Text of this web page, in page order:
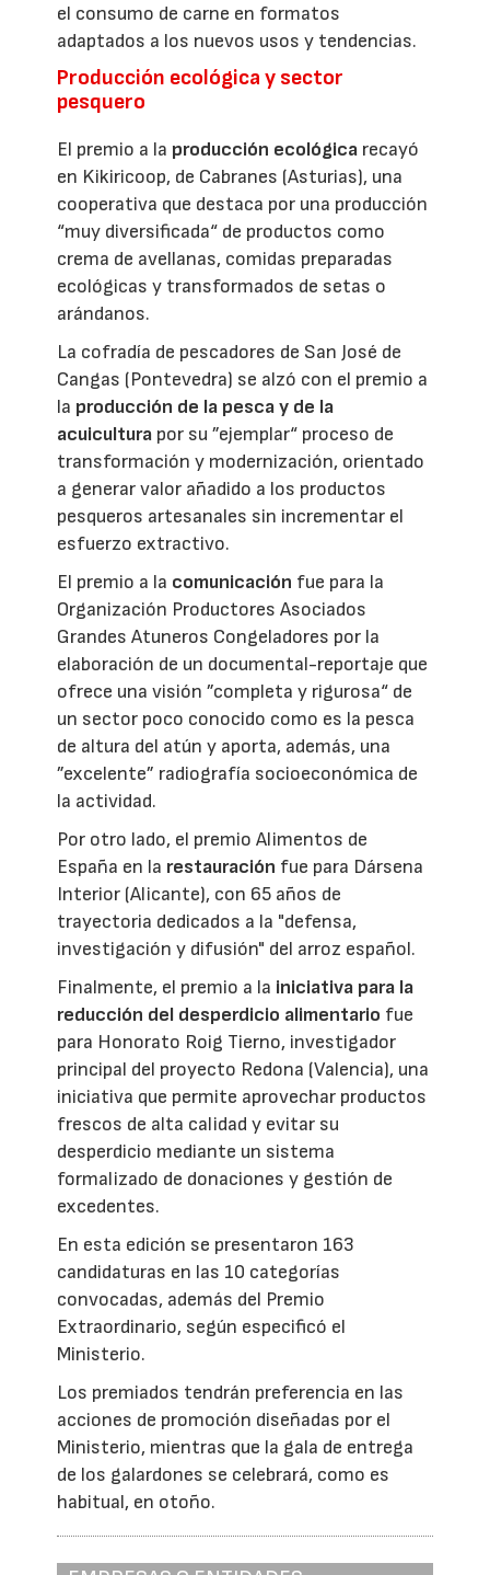
el consumo de carne en formatos
adaptados a los nuevos usos y tendencias.
Producción ecológica y sector
pesquero
El premio a la producción ecológica recayó
en Kikiricoop, de Cabranes (Asturias), una
cooperativa que destaca por una producción
“muy diversificada“ de productos como
crema de avellanas, comidas preparadas
ecológicas y transformados de setas o
arándanos.
La cofradía de pescadores de San José de
Cangas (Pontevedra) se alzó con el premio a
la producción de la pesca y de la
acuicultura por su ”ejemplar“ proceso de
transformación y modernización, orientado
a generar valor añadido a los productos
pesqueros artesanales sin incrementar el
esfuerzo extractivo.
El premio a la comunicación fue para la
Organización Productores Asociados
Grandes Atuneros Congeladores por la
elaboración de un documental-reportaje que
ofrece una visión ”completa y rigurosa“ de
un sector poco conocido como es la pesca
de altura del atún y aporta, además, una
”excelente” radiografía socioeconómica de
la actividad.
Por otro lado, el premio Alimentos de
España en la restauración fue para Dársena
Interior (Alicante), con 65 años de
trayectoria dedicados a la "defensa,
investigación y difusión" del arroz español.
Finalmente, el premio a la iniciativa para la
reducción del desperdicio alimentario fue
para Honorato Roig Tierno, investigador
principal del proyecto Redona (Valencia), una
iniciativa que permite aprovechar productos
frescos de alta calidad y evitar su
desperdicio mediante un sistema
formalizado de donaciones y gestión de
excedentes.
En esta edición se presentaron 163
candidaturas en las 10 categorías
convocadas, además del Premio
Extraordinario, según especificó el
Ministerio.
Los premiados tendrán preferencia en las
acciones de promoción diseñadas por el
Ministerio, mientras que la gala de entrega
de los galardones se celebrará, como es
habitual, en otoño.